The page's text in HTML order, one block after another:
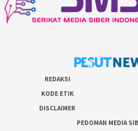
REDAKSI
KODE ETIK
DISCLAIMER
PEDOMAN MEDIA